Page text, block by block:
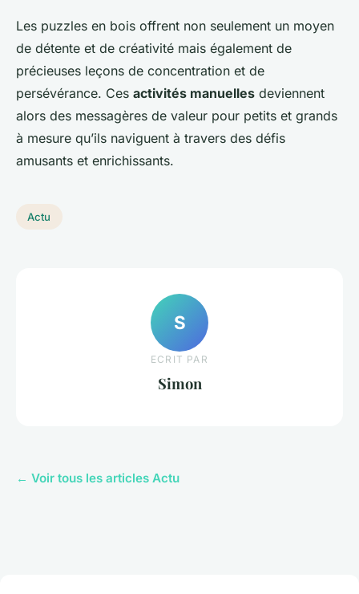
Les puzzles en bois offrent non seulement un moyen
de détente et de créativité mais également de
précieuses leçons de concentration et de
persévérance. Ces activités manuelles deviennent
alors des messagères de valeur pour petits et grands
à mesure qu’ils naviguent à travers des défis
amusants et enrichissants.
Actu
S
ECRIT PAR
Simon
← Voir tous les articles Actu